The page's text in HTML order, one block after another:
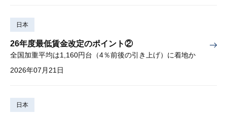
日本
26年度最低賃金改定のポイント②
全国加重平均は1,160円台（4％前後の引き上げ）に着地か
2026年07月21日
日本